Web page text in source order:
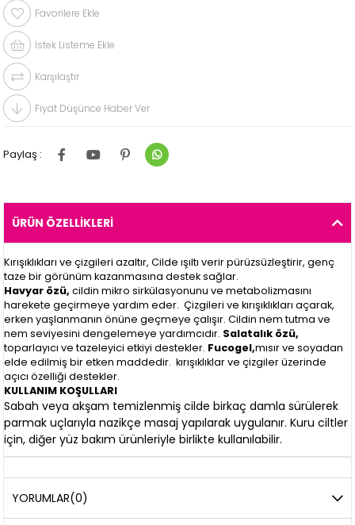
Favorilere Ekle
İstek Listeme Ekle
Karşılaştır
Fiyat Düşünce Haber Ver
Paylaş :
ÜRÜN ÖZELLIKLERI
Kırışıklıkları ve çizgileri azaltır, Cilde ışıltı verir pürüzsüzleştirir, genç
taze bir görünüm kazanmasına destek sağlar.
Havyar özü, cildin mikro sirkülasyonunu ve metabolizmasını
harekete geçirmeye yardım eder. Çizgileri ve kırışıklıkları açarak,
erken yaşlanmanın önüne geçmeye çalışır. Cildin nem tutma ve
nem seviyesini dengelemeye yardımcıdır. Salatalık özü,
toparlayıcı ve tazeleyici etkiyi destekler. Fucogel,mısır ve soyadan
elde edilmiş bir etken maddedir. kırışıklıklar ve çizgiler üzerinde
açıcı özelliği destekler.
KULLANIM KOŞULLARI
Sabah veya akşam temizlenmiş cilde birkaç damla sürülerek
parmak uçlarıyla nazikçe masaj yapılarak uygulanır. Kuru ciltler
için, diğer yüz bakım ürünleriyle birlikte kullanılabilir.
YORUMLAR(0)